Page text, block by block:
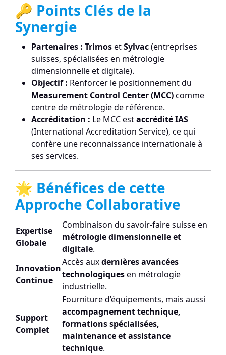
🔑 Points Clés de la
Synergie
Partenaires : TrimosetSylvac(entreprises
suisses, spécialisées en métrologie
dimensionnelle et digitale).
Objectif : Renforcer le positionnement du
Measurement Control Center (MCC)comme
centre de métrologie de référence.
Accréditation : Le MCC estaccrédité IAS
(International Accreditation Service), ce qui
confère une reconnaissance internationale à
ses services.
🌟 Bénéfices de cette
Approche Collaborative
Expertise
Globale
Combinaison du savoir-faire suisse en
métrologie dimensionnelle et
digitale.
Innovation
Continue
Accès auxdernières avancées
technologiquesen métrologie
industrielle.
Support
Complet
Fourniture d’équipements, mais aussi
accompagnement technique,
formations spécialisées,
maintenance et assistance
technique.